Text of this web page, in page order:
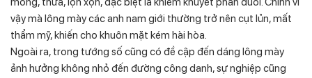
vậy mà lông mày các anh nam giới thường trở nên cụt lủn, mất
thẩm mỹ, khiến cho khuôn mặt kém hài hòa.
Ngoài ra, trong tướng số cũng có đề cập đến dáng lông mày
ảnh hưởng không nhỏ đến đường công danh, sự nghiệp cũng